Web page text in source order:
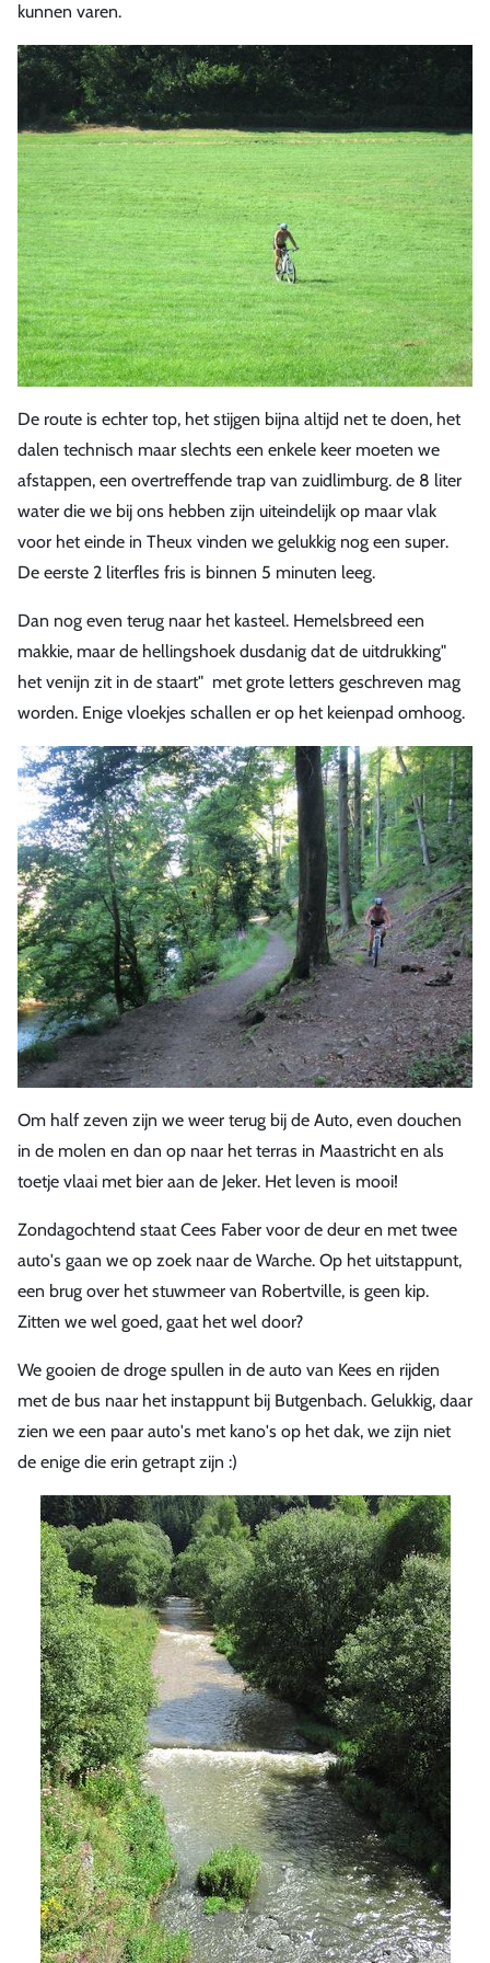
kunnen varen.
De route is echter top, het stijgen bijna altijd net te doen, het
dalen technisch maar slechts een enkele keer moeten we
afstappen, een overtreffende trap van zuidlimburg. de 8 liter
water die we bij ons hebben zijn uiteindelijk op maar vlak
voor het einde in Theux vinden we gelukkig nog een super.
De eerste 2 literfles fris is binnen 5 minuten leeg.
Dan nog even terug naar het kasteel. Hemelsbreed een
makkie, maar de hellingshoek dusdanig dat de uitdrukking"
het venijn zit in de staart" met grote letters geschreven mag
worden. Enige vloekjes schallen er op het keienpad omhoog.
Om half zeven zijn we weer terug bij de Auto, even douchen
in de molen en dan op naar het terras in Maastricht en als
toetje vlaai met bier aan de Jeker. Het leven is mooi!
Zondagochtend staat Cees Faber voor de deur en met twee
auto's gaan we op zoek naar de Warche. Op het uitstappunt,
een brug over het stuwmeer van Robertville, is geen kip.
Zitten we wel goed, gaat het wel door?
We gooien de droge spullen in de auto van Kees en rijden
met de bus naar het instappunt bij Butgenbach. Gelukkig, daar
zien we een paar auto's met kano's op het dak, we zijn niet
de enige die erin getrapt zijn :)